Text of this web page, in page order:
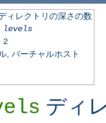
ィレクトリの深さの数
levels
2
, バーチャルホスト
ディ